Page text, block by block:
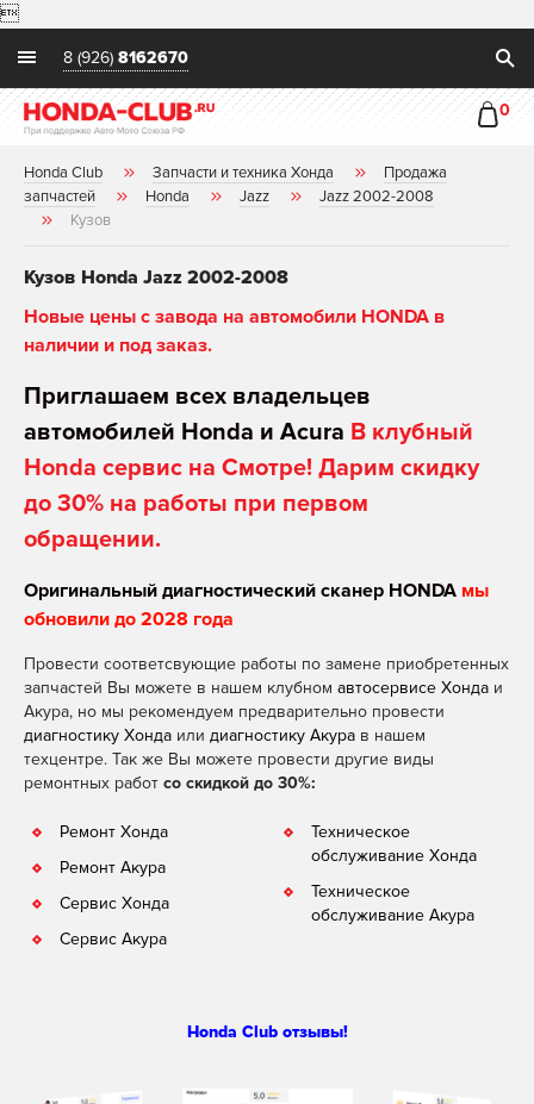

8 (926) 8162670
0
Honda Club Запчасти и техника Хонда
Продажа
запчастей
Honda Jazz
Jazz 2002-2008
Кузов
Кузов Honda Jazz 2002-2008
Новые цены с завода на автомобили HONDA в
наличии и под заказ.
Приглашаем всех владельцев
автомобилей Honda и Acura В клубный
Honda сервис на Смотре! Дарим скидку
до 30% на работы при первом
обращении.
Оригинальный диагностический сканер HONDA мы
обновили до 2028 года
Провести соответсвующие работы по замене приобретенных
запчастей Вы можете в нашем клубном автосервисе Хонда и
Акура, но мы рекомендуем предварительно провести
диагностику Хонда или диагностику Акура в нашем
техцентре. Так же Вы можете провести другие виды
ремонтных работ со скидкой до 30%:
Ремонт Хонда
Ремонт Акура
Сервис Хонда
Сервис Акура
Техническое
обслуживание Хонда
Техническое
обслуживание Акура
Honda Club отзывы!